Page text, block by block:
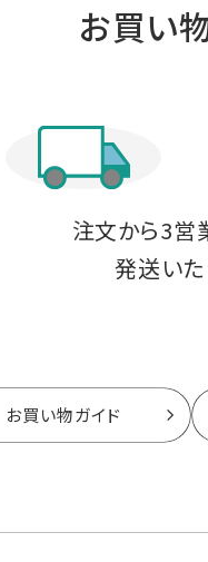
お買い
注文から3営
発送い
お買い物ガイド